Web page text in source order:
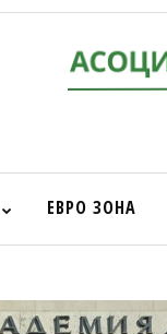
ЕВРО ЗОНА